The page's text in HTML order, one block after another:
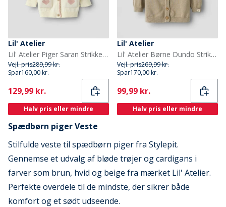
Lil' Atelier
Lil' Atelier Piger Saran Strikket Cardigan Turtledove
Vejl. pris289,99 kr.
Spar160,00 kr.
Current
129,99 kr.
Halv pris eller mindre
Lil' Atelier
Lil' Atelier Børne Dundo Strikket Cardigan Oxford Tan
Vejl. pris269,99 kr.
Spar170,00 kr.
Current
99,99 kr.
Halv pris eller mindre
Spædbørn piger Veste
Stilfulde veste til spædbørn piger fra Stylepit.
Gennemse et udvalg af bløde trøjer og cardigans i
farver som brun, hvid og beige fra mærket Lil' Atelier.
Perfekte overdele til de mindste, der sikrer både
komfort og et sødt udseende.